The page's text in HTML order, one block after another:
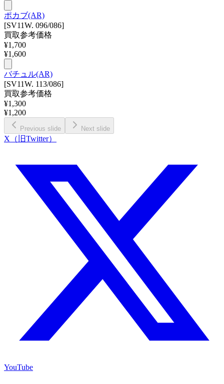
ポカブ(AR)
[SV11W. 096/086]
買取参考価格
¥1,700
¥1,600
バチュル(AR)
[SV11W. 113/086]
買取参考価格
¥1,300
¥1,200
Previous slide Next slide
X（旧Twitter）
YouTube